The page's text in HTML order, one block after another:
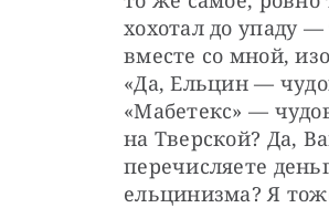
хохотал до упаду —
вместе со мной,
«Да, Ельцин —
«Мабетекс» —
на Тверской? Да,
перечисляете
ельцинизма? Я